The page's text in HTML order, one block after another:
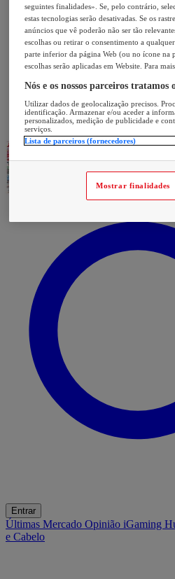
Entrar
Últimas Mercado Opinião iGaming
e Cabelo
seguintes finalidades». Se, pelo contrário,
estas tecnologias serão desativadas. Se os
anúncios que vê poderão não ser tão
escolhas ou retirar o consentimento a
parte inferior da página Web (ou no ícone na
escolhas serão aplicadas em Website. Para
Nós e os nossos parceiros tratamos
Utilizar dados de geolocalização precisos.
identificação. Armazenar e/ou aceder a
personalizados, medição de publicidade e
serviços.
Lista de parceiros (fornecedores)
Mostrar finalidades